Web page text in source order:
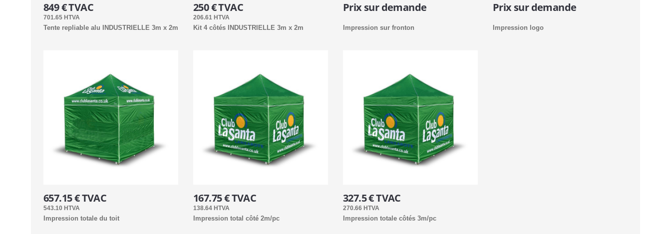
849 € TVAC
701.65 HTVA
Tente repliable alu INDUSTRIELLE 3m x 2m
250 € TVAC
206.61 HTVA
Kit 4 côtés INDUSTRIELLE 3m x 2m
Prix sur demande
Impression sur fronton
Prix sur demande
Impression logo
657.15 € TVAC
543.10 HTVA
Impression totale du toit
167.75 € TVAC
138.64 HTVA
Impression total côté 2m/pc
327.5 € TVAC
270.66 HTVA
Impression totale côtés 3m/pc